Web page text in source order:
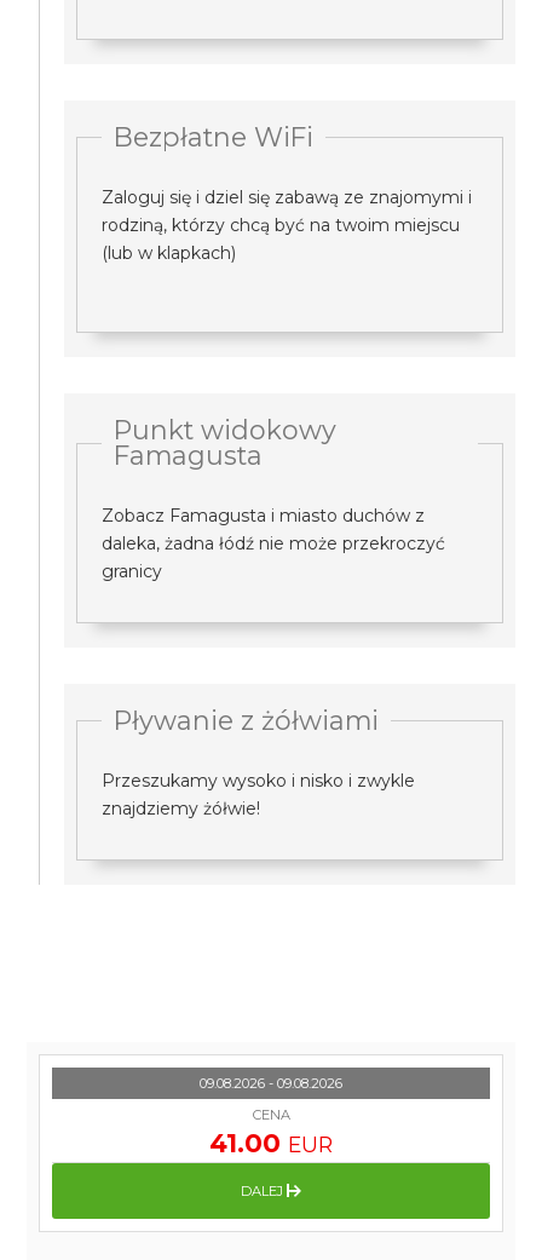
Bezpłatne WiFi
Zaloguj się i dziel się zabawą ze znajomymi i
rodziną, którzy chcą być na twoim miejscu
(lub w klapkach)
Punkt widokowy
Famagusta
Zobacz Famagusta i miasto duchów z
daleka, żadna łódź nie może przekroczyć
granicy
Pływanie z żółwiami
Przeszukamy wysoko i nisko i zwykle
znajdziemy żółwie!
09.08.2026 - 09.08.2026
CENA
41.00 EUR
DALEJ